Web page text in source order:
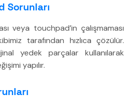
Sorunları
veya touchpad’in çalışmaması
tarafından hızlıca çözülür.
yedek parçalar kullanılarak
yapılır.